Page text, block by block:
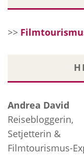
>>
Andrea David
Reisebloggerin,
Setjetterin &
Filmtourismus-